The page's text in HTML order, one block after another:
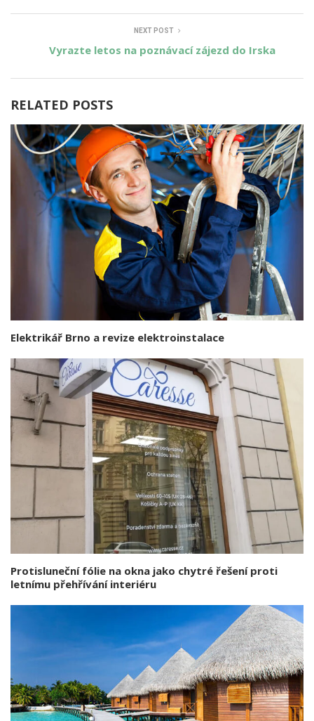
NEXT POST
Vyrazte letos na poznávací zájezd do Irska
RELATED POSTS
Elektrikář Brno a revize elektroinstalace
Protisluneční fólie na okna jako chytré řešení proti
letnímu přehřívání interiéru